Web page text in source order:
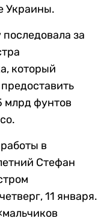
Украины.
за
который
млрд фунтов
в
Стефан
11 января.